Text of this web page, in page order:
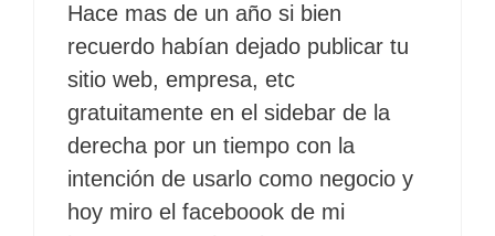
Hace mas de un año si bien
recuerdo habían dejado publicar tu
sitio web, empresa, etc
gratuitamente en el sidebar de la
derecha por un tiempo con la
intención de usarlo como negocio y
hoy miro el faceboook de mi